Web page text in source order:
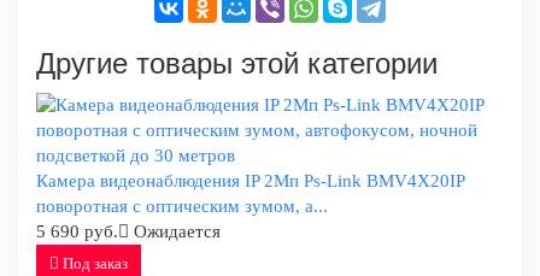
Другие товары этой категории
Камера видеонаблюдения IP 2Мп Ps-Link BMV4X20IP
поворотная с оптическим зумом, а...
5 690 руб.
Ожидается
Под заказ